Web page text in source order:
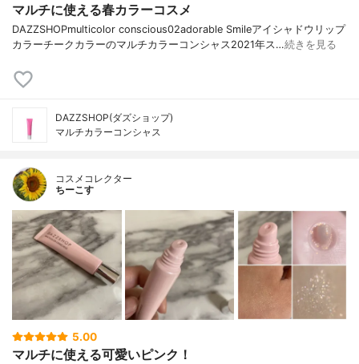
マルチに使える春カラーコスメ
DAZZSHOPmulticolor conscious02adorable Smileアイシャドウリップ
カラーチークカラーのマルチカラーコンシャス2021年ス…続きを見る
DAZZSHOP(ダズショップ)
マルチカラーコンシャス
コスメコレクター
ちーこす
5.00
マルチに使える可愛いピンク！